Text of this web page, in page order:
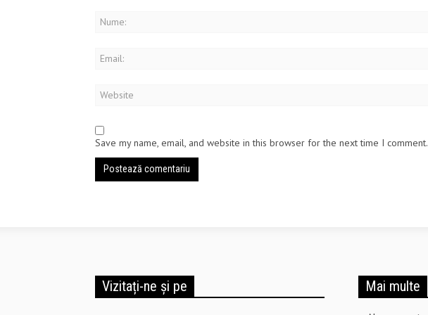
Save my name, email, and website in this browser for the next time I comment.
Vizitați-ne și pe Mai multe